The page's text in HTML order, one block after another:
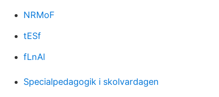
NRMoF
tESf
fLnAl
Specialpedagogik i skolvardagen